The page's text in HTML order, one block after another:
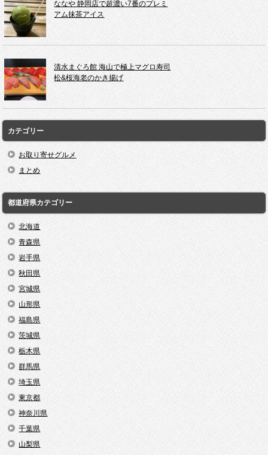
ななや 静岡店で超濃い7番のプレミ
アム抹茶アイス
清水まぐろ館 海山で極上マグロ寿司
松&桜海老のかき揚げ
カテゴリー
お取り寄せグルメ
まとめ
都道府県カテゴリー
北海道
青森県
岩手県
秋田県
宮城県
山形県
福島県
茨城県
栃木県
群馬県
埼玉県
東京都
神奈川県
千葉県
山梨県